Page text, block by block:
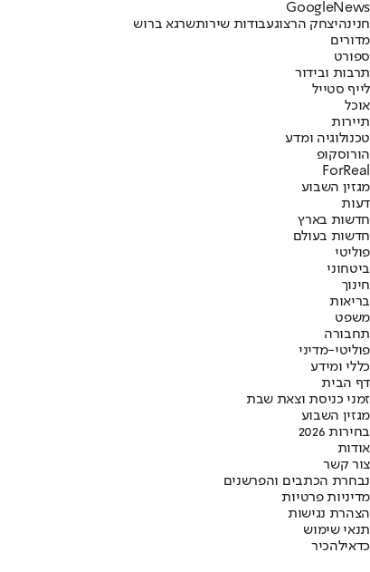
Googl eNews
חנינהיצחק הרצוגעבודות שירותשרגא ברוש
מדורים
ספורט
תרבות ובידור
לייף סטייל
אוכל
תיירות
טכנולוגיה ומדע
הורוסקופ
ForReal
מגזין השבוע
דעות
חדשות בארץ
חדשות בעולם
פוליטי
ביטחוני
חינוך
בריאות
משפט
תחבורה
פוליטי-מדיני
כללי ומידע
דף הבית
זמני כניסת וצאת שבת
מגזין השבוע
בחירות 2026
אודות
צור קשר
נבחרת הכתבים והפרשנים
מדיניות פרטיות
הצהרת נגישות
תנאי שימוש
כדאילהכיר